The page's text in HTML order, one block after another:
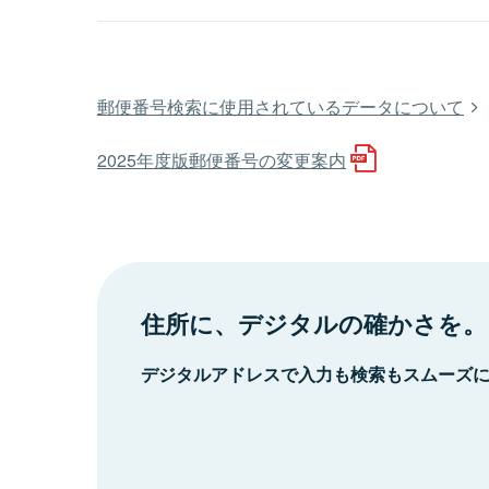
郵便番号検索に使用されているデータについて
2025年度版郵便番号の変更案内
住所に、デジタルの確かさを。
デジタルアドレスで入力も検索もスムーズ